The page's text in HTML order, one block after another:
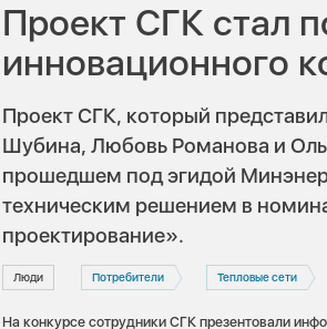
Проект СГК стал
инновационного
Проект СГК, который
Шубина, Любовь Романова и
прошедшем под эгидой
техническим решением в
проектирование».
Люди Потребители Тепловые сети
На конкурсе сотрудники СГК презентовали